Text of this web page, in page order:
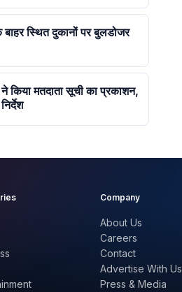
बाहर स्थित दुकानों पर बुलडोजर
किया मतदाता सूची का प्रकाशन,
Company
About Us
Careers
Contact
Advertise With Us
Press & Media